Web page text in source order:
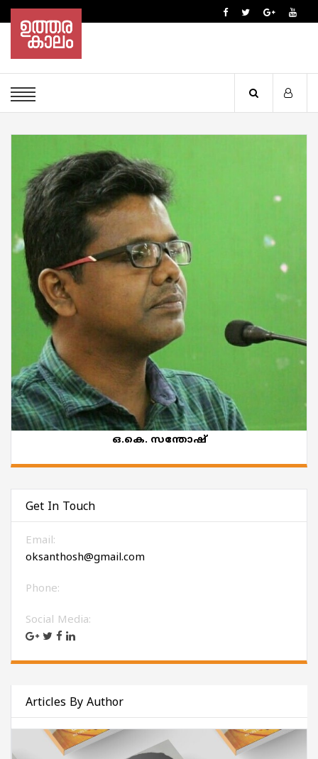
ഒ.കെ. സന്തോഷ്
Get In Touch
Email:
oksanthosh@gmail.com
Phone:
Social Media:
Articles By Author